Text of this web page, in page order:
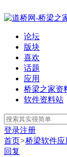
论坛
版块
喜欢
话题
应用
桥梁之家资
软件资料站
登录注册
首页>桥梁软件应
回复